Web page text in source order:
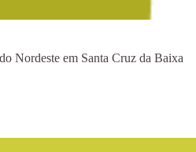
Nordeste em Santa Cruz da Baixa